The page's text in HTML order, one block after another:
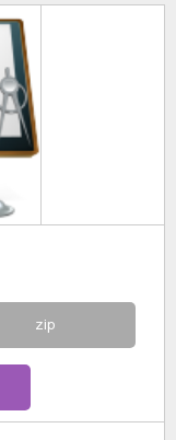
zip